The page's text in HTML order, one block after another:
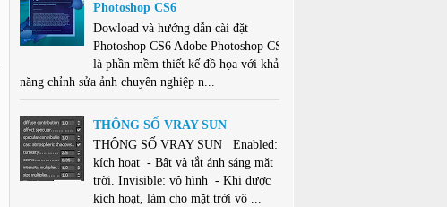
Photoshop CS6
Dowload và hướng dẫn cài đặt
Photoshop CS6 Adobe Photoshop CS6
là phần mềm thiết kế đồ họa với khả
năng chỉnh sửa ảnh chuyên nghiệp n...
THÔNG SỐ VRAY SUN
THÔNG SỐ VRAY SUN Enabled:
kích hoạt - Bật và tắt ánh sáng mặt
trời. Invisible: vô hình - Khi được
kích hoạt, làm cho mặt trời vô ...